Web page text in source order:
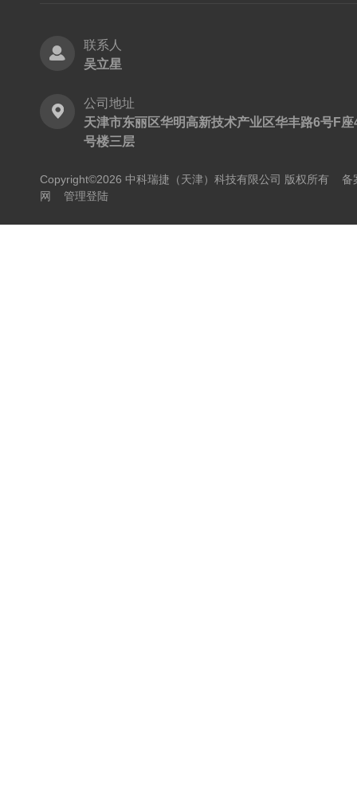
联系人
吴立星
公司地址
天津市东丽区华明高新技术产业区华丰路6号F座
号楼三层
Copyright©2026 中科瑞捷（天津）科技有限公司 版权所有 备
网
管理登陆